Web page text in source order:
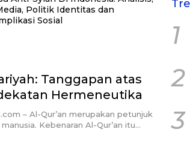
Politik Identitas dan
Sosial
Tanggapan atas
Hermeneutika
– Al-Qur’an merupakan petunjuk
Kebenaran Al-Qur’an itu…
1
2
3